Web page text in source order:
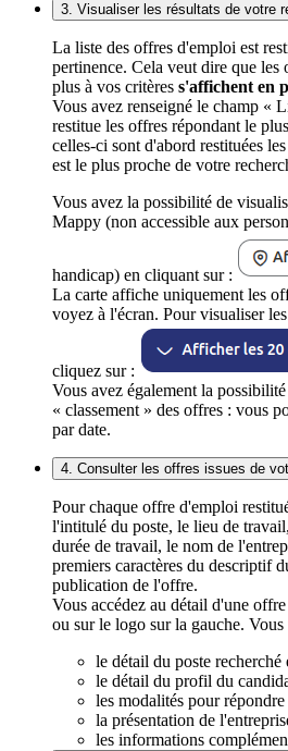
3. Visualiser les résultats de votre
La liste des offres d'emploi est
pertinence. Cela veut dire que
plus à vos critères s'affichent en
Vous avez renseigné le champ «
restitue les offres répondant le
celles-ci sont d'abord restituées
est le plus proche de votre
Vous avez la possibilité de
Mappy (non accessible aux
handicap) en cliquant sur :
La carte affiche uniquement les
voyez à l'écran. Pour visualiser
cliquez sur :
Vous avez également la
« classement » des offres : vous
par date.
4. Consulter les offres issues de
Pour chaque offre d'emploi
l'intitulé du poste, le lieu de
durée de travail, le nom de
premiers caractères du descriptif
publication de l'offre.
Vous accédez au détail d'une
ou sur le logo sur la gauche. Vous
le détail du poste recherché
le détail du profil du
les modalités pour
la présentation de
les informations